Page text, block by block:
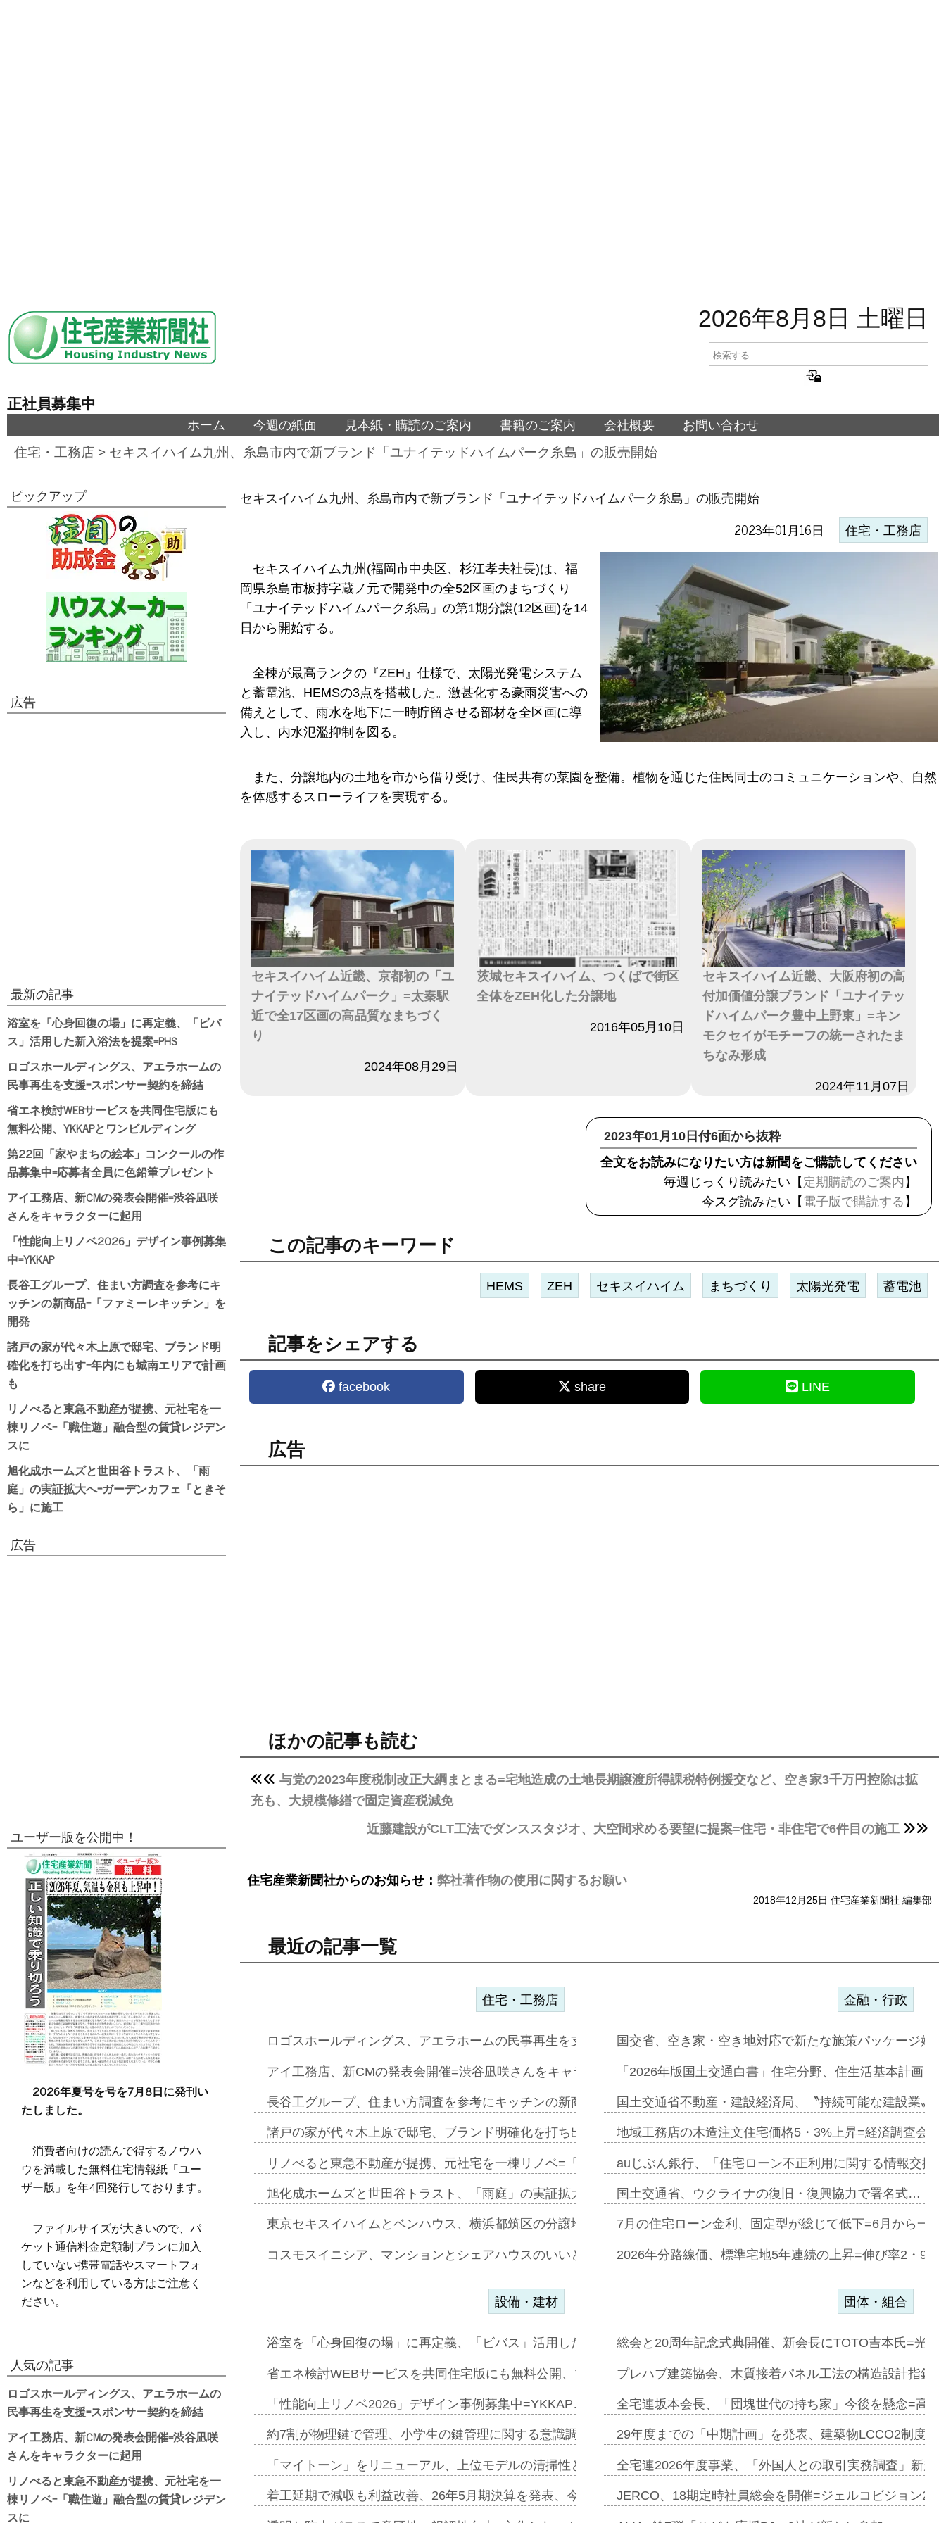
2026年8月8日 土曜日
正社員募集中
ホーム 今週の紙面 見本紙・購読のご案内 書籍のご案内 会社概要 お問い合わせ
住宅・工務店 > セキスイハイム九州、糸島市内で新ブランド「ユナイテッドハイムパーク糸島」の販売開始
セキスイハイム九州、糸島市内で新ブランド「ユナイテッドハイムパーク糸島」の販売開始
2023年01月16日 住宅・工務店
セキスイハイム九州(福岡市中央区、杉江孝夫社長)は、福
岡県糸島市板持字蔵ノ元で開発中の全52区画のまちづくり
「ユナイテッドハイムパーク糸島」の第1期分譲(12区画)を14
日から開始する。
全棟が最高ランクの『ZEH』仕様で、太陽光発電システム
と蓄電池、HEMSの3点を搭載した。激甚化する豪雨災害への
備えとして、雨水を地下に一時貯留させる部材を全区画に導
入し、内水氾濫抑制を図る。
また、分譲地内の土地を市から借り受け、住民共有の菜園を整備。植物を通じた住民同士のコミュニケーションや、自然
を体感するスローライフを実現する。
セキスイハイム近畿、京都初の「ユ
ナイテッドハイムパーク」=太秦駅
近で全17区画の高品質なまちづく
り
2024年08月29日
茨城セキスイハイム、つくばで街区
全体をZEH化した分譲地
2016年05月10日
セキスイハイム近畿、大阪府初の高
付加価値分譲ブランド「ユナイテッ
ドハイムパーク豊中上野東」=キン
モクセイがモチーフの統一されたま
ちなみ形成
2024年11月07日
2023年01月10日付6面から抜粋
全文をお読みになりたい方は新聞をご購読してください
毎週じっくり読みたい【 定期購読のご案内 】
今スグ読みたい【 電子版で購読する 】
この記事のキーワード
HEMS ZEH セキスイハイム まちづくり 太陽光発電 蓄電池
記事をシェアする
facebook share LINE
広告
ほかの記事も読む
与党の2023年度税制改正大綱まとまる=宅地造成の土地長期譲渡所得課税特例援交など、空き家3千万円控除は拡
充も、大規模修繕で固定資産税減免
近藤建設がCLT工法でダンススタジオ、大空間求める要望に提案=住宅・非住宅で6件目の施工
住宅産業新聞社からのお知らせ： 弊社著作物の使用に関するお願い
2018年12月25日 住宅産業新聞社 編集部
最近の記事一覧
住宅・工務店
ロゴスホールディングス、アエラホームの民事再生を支援=スポンサー契約…
アイ工務店、新CMの発表会開催=渋谷凪咲さんをキャラクターに起用…
長谷工グループ、住まい方調査を参考にキッチンの新商品=「ファミーレキ…
諸戸の家が代々木上原で邸宅、ブランド明確化を打ち出す=年内にも城南エ…
リノべると東急不動産が提携、元社宅を一棟リノベ=「職住遊」融合型の賃…
旭化成ホームズと世田谷トラスト、「雨庭」の実証拡大へ=ガーデンカフェ…
東京セキスイハイムとベンハウス、横浜都筑区の分譲地開発で初協業=お互…
コスモスイニシア、マンションとシェアハウスのいいとこどりのコリビング…
金融・行政
国交省、空き家・空き地対応で新たな施策パッケージ始
「2026年版国土交通白書」住宅分野、住生活基本計画
国土交通省不動産・建設経済局、〝持続可能な建設業〟
地域工務店の木造注文住宅価格5・3%上昇=経済調査会
auじぶん銀行、「住宅ローン不正利用に関する情報交換
国土交通省、ウクライナの復旧・復興協力で署名式…
7月の住宅ローン金利、固定型が総じて低下=6月から一
2026年分路線価、標準宅地5年連続の上昇=伸び率2・
設備・建材
浴室を「心身回復の場」に再定義、「ビバス」活用した新入浴法を提案=P…
省エネ検討WEBサービスを共同住宅版にも無料公開、YKKAPとワンビ…
「性能向上リノベ2026」デザイン事例募集中=YKKAP…
約7割が物理鍵で管理、小学生の鍵管理に関する意識調査=Nature…
「マイトーン」をリニューアル、上位モデルの清掃性と安全性追加=リンナ…
着工延期で減収も利益改善、26年5月期決算を発表、今期は増収見込む=…
団体・組合
総会と20周年記念式典開催、新会長にTOTO吉本氏=光
プレハブ建築協会、木質接着パネル工法の構造設計指針
全宅連坂本会長、「団塊世代の持ち家」今後を懸念=高
29年度までの「中期計画」を発表、建築物LCCO2制度
全宅連2026年度事業、「外国人との取引実務調査」新規
JERCO、18期定時社員総会を開催=ジェルコビジョン
ピックアップ
広告
最新の記事
浴室を「心身回復の場」に再定義、「ビバ
ス」活用した新入浴法を提案=PHS
ロゴスホールディングス、アエラホームの
民事再生を支援=スポンサー契約を締結
省エネ検討WEBサービスを共同住宅版にも
無料公開、YKKAPとワンビルディング
第22回「家やまちの絵本」コンクールの作
品募集中=応募者全員に色鉛筆プレゼント
アイ工務店、新CMの発表会開催=渋谷凪咲
さんをキャラクターに起用
「性能向上リノベ2026」デザイン事例募集
中=YKKAP
長谷工グループ、住まい方調査を参考にキ
ッチンの新商品=「ファミーレキッチン」を
開発
諸戸の家が代々木上原で邸宅、ブランド明
確化を打ち出す=年内にも城南エリアで計画
も
リノべると東急不動産が提携、元社宅を一
棟リノベ=「職住遊」融合型の賃貸レジデン
スに
旭化成ホームズと世田谷トラスト、「雨
庭」の実証拡大へ=ガーデンカフェ「ときそ
ら」に施工
広告
ユーザー版を公開中！
2026年夏号を号を7月8日に発刊い
たしました。
消費者向けの読んで得するノウハ
ウを満載した無料住宅情報紙「ユー
ザー版」を年4回発行しております。
ファイルサイズが大きいので、パ
ケット通信料金定額制プランに加入
していない携帯電話やスマートフォ
ンなどを利用している方はご注意く
ださい。
人気の記事
ロゴスホールディングス、アエラホームの
民事再生を支援=スポンサー契約を締結
アイ工務店、新CMの発表会開催=渋谷凪咲
さんをキャラクターに起用
リノべると東急不動産が提携、元社宅を一
棟リノベ=「職住遊」融合型の賃貸レジデン
スに